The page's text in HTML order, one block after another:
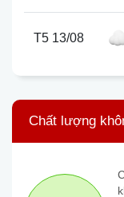
T5 13/08
Chất lượng